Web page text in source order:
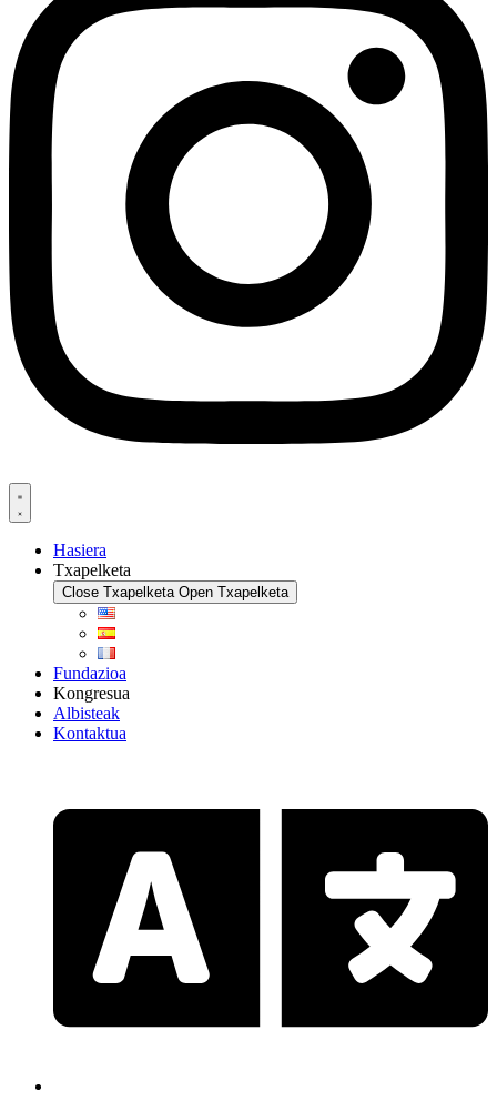
Hasiera
Txapelketa
Close Txapelketa Open Txapelketa
Fundazioa
Kongresua
Albisteak
Kontaktua